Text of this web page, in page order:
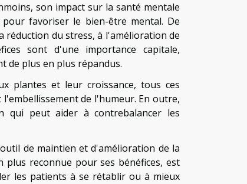
son impact sur la santé mentale
favoriser le bien-être mental. De
du stress, à l'amélioration de
sont d'une importance capitale,
de plus en plus répandus.
plantes et leur croissance, tous ces
de l'humeur. En outre,
qui peut aider à contrebalancer les
de maintien et d'amélioration de la
reconnue pour ses bénéfices, est
les patients à se rétablir ou à mieux